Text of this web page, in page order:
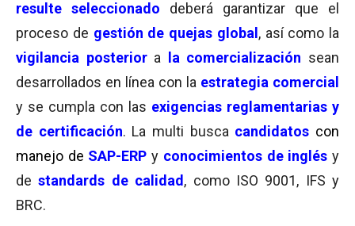
resulte seleccionado
deberá garantizar que el
proceso de gestión de quejas global , así como la
vigilancia posteriora la comercialización sean
desarrollados en línea con la estrategia comercial
y se cumpla con las exigencias reglamentarias y
de certificación. La multi busca candidatos con
manejo de SAP-ERP y conocimientos de inglés y
destandards de calidad , como ISO 9001, IFS y
BRC.